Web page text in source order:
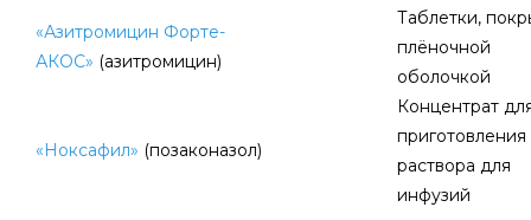
«Азитромицин Форте-
АКОС» (азитромицин)
Таблетки,
плёночной
оболочкой
«Ноксафил» (позаконазол)
Концентрат
приготовления
раствора для
инфузий